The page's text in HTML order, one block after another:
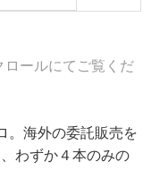
ロールにてご覧くだ
。海外の委託販売を
わずか４本のみの